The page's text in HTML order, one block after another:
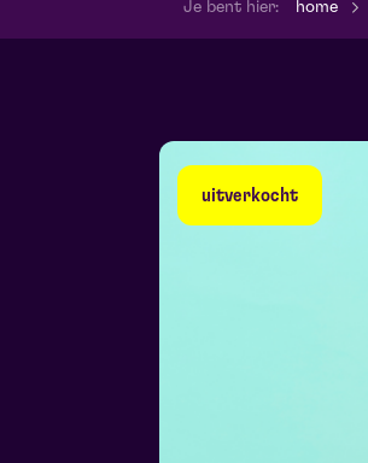
Je bent hier: home
uitverkocht